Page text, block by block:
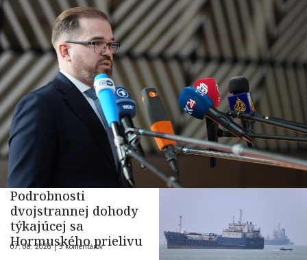
Podrobnosti
dvojstrannej dohody
týkajúcej sa
Hormuského prielivu
07. 08. 2026 |5 komentárov